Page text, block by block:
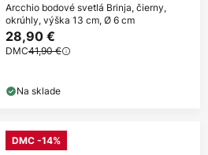
Arcchio bodové svetlá Brinja, čierny,
okrúhly, výška 13 cm, Ø 6 cm
28,90 €
DMC41,90 €
Na sklade
DMC -14%